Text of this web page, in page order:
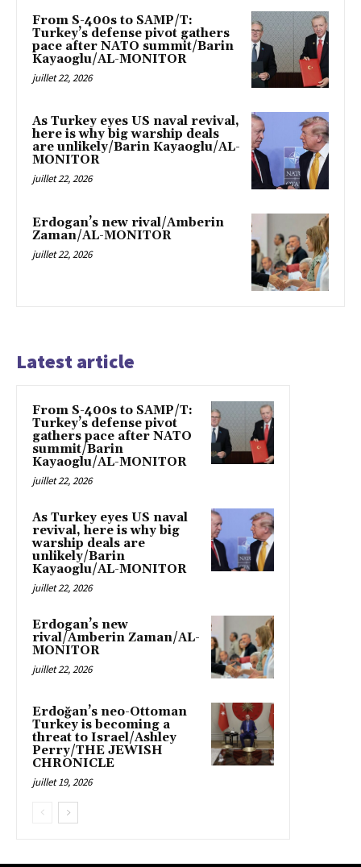
From S-400s to SAMP/T:
Turkey’s defense pivot gathers
pace after NATO summit/Barin
Kayaoglu/AL-MONITOR
juillet 22, 2026
As Turkey eyes US naval revival,
here is why big warship deals
are unlikely/Barin Kayaoglu/AL-
MONITOR
juillet 22, 2026
Erdogan’s new rival/Amberin
Zaman/AL-MONITOR
juillet 22, 2026
Latest article
From S-400s to SAMP/T:
Turkey’s defense pivot
gathers pace after NATO
summit/Barin
Kayaoglu/AL-MONITOR
juillet 22, 2026
As Turkey eyes US naval
revival, here is why big
warship deals are
unlikely/Barin
Kayaoglu/AL-MONITOR
juillet 22, 2026
Erdogan’s new
rival/Amberin Zaman/AL-
MONITOR
juillet 22, 2026
Erdoğan’s neo-Ottoman
Turkey is becoming a
threat to Israel/Ashley
Perry/THE JEWISH
CHRONICLE
juillet 19, 2026